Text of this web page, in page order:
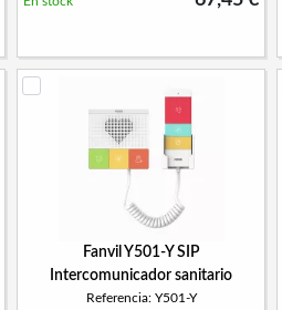
Fanvil Y501-Y SIP
Intercomunicador sanitario
Referencia: Y501-Y